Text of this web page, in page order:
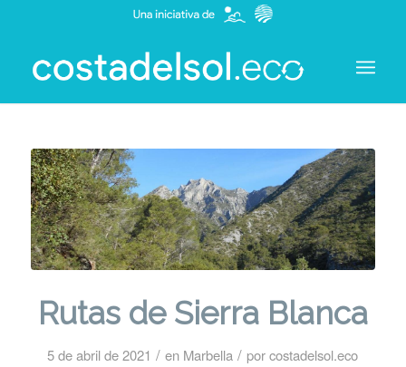
Rutas de Sierra Blanca
5 de abril de 2021 / en Marbella / porcostadelsol.eco